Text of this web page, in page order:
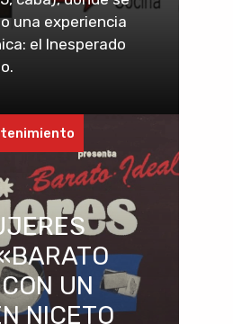
una experiencia
el Inesperado
UN
NICETO